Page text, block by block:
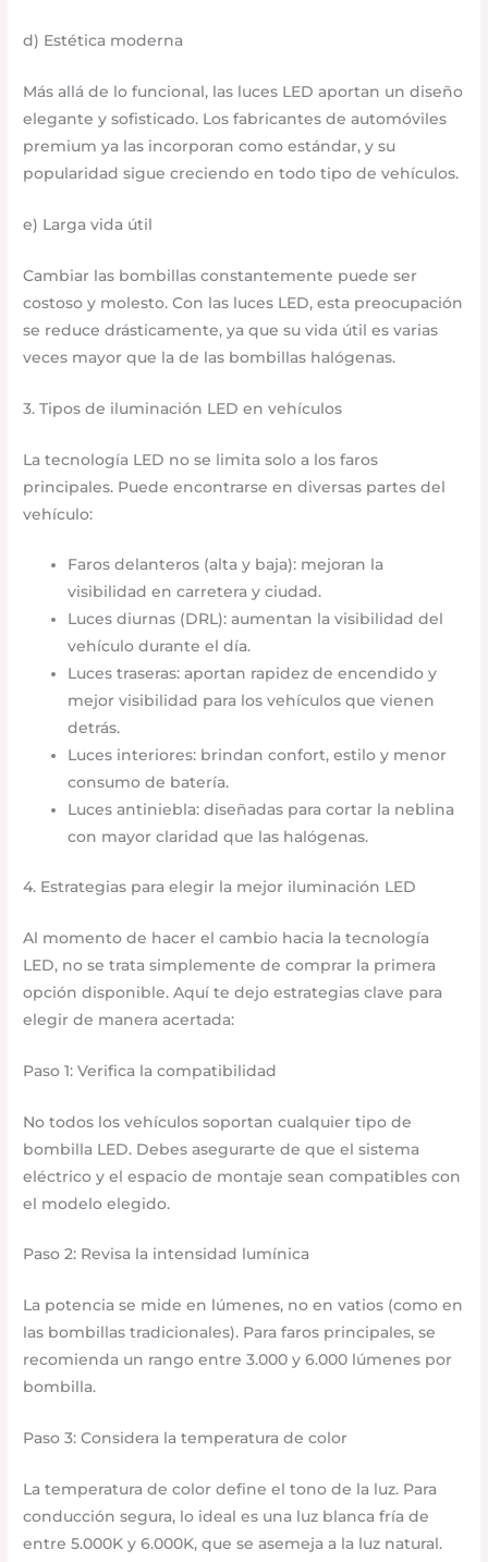
d) Estética moderna
Más allá de lo funcional, las luces LED aportan un diseño
elegante y sofisticado. Los fabricantes de automóviles
premium ya las incorporan como estándar, y su
popularidad sigue creciendo en todo tipo de vehículos.
e) Larga vida útil
Cambiar las bombillas constantemente puede ser
costoso y molesto. Con las luces LED, esta preocupación
se reduce drásticamente, ya que su vida útil es varias
veces mayor que la de las bombillas halógenas.
3. Tipos de iluminación LED en vehículos
La tecnología LED no se limita solo a los faros
principales. Puede encontrarse en diversas partes del
vehículo:
Faros delanteros (alta y baja): mejoran la
visibilidad en carretera y ciudad.
Luces diurnas (DRL): aumentan la visibilidad del
vehículo durante el día.
Luces traseras: aportan rapidez de encendido y
mejor visibilidad para los vehículos que vienen
detrás.
Luces interiores: brindan confort, estilo y menor
consumo de batería.
Luces antiniebla: diseñadas para cortar la neblina
con mayor claridad que las halógenas.
4. Estrategias para elegir la mejor iluminación LED
Al momento de hacer el cambio hacia la tecnología
LED, no se trata simplemente de comprar la primera
opción disponible. Aquí te dejo estrategias clave para
elegir de manera acertada:
Paso 1: Verifica la compatibilidad
No todos los vehículos soportan cualquier tipo de
bombilla LED. Debes asegurarte de que el sistema
eléctrico y el espacio de montaje sean compatibles con
el modelo elegido.
Paso 2: Revisa la intensidad lumínica
La potencia se mide en lúmenes, no en vatios (como en
las bombillas tradicionales). Para faros principales, se
recomienda un rango entre 3.000 y 6.000 lúmenes por
bombilla.
Paso 3: Considera la temperatura de color
La temperatura de color define el tono de la luz. Para
conducción segura, lo ideal es una luz blanca fría de
entre 5.000K y 6.000K, que se asemeja a la luz natural.